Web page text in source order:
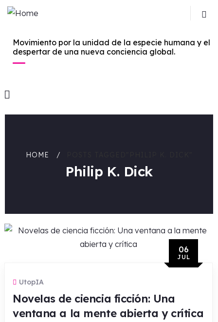
Movimiento por la unidad de la especie humana y el
despertar de una nueva conciencia global.
HOME
Philip K. Dick
06
JUL
UtopIA
Novelas de ciencia ficción: Una
ventana a la mente abierta y crítica